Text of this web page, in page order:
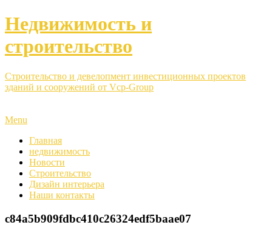
Недвижимость и
строительство
Строительство и девелопмент инвестиционных проектов
зданий и сооружений от Vcp-Group
Menu
Главная
недвижимость
Новости
Строительство
Дизайн интерьера
Наши контакты
c84a5b909fdbc410c26324edf5baae07